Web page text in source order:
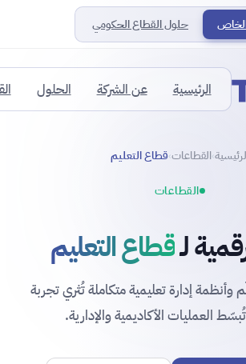
حلول القطاع الحكومي
الرئيسية عن الشركة الحلول
›القطاعات›قطاع التعليم
القطاعات
لـقطاع التعليم
إدارة تعليمية متكاملة تُثري تجربة
العمليات الأكاديمية والإدارية.